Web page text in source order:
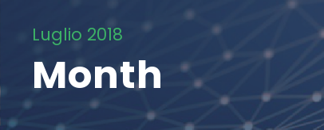
Luglio 2018
Month